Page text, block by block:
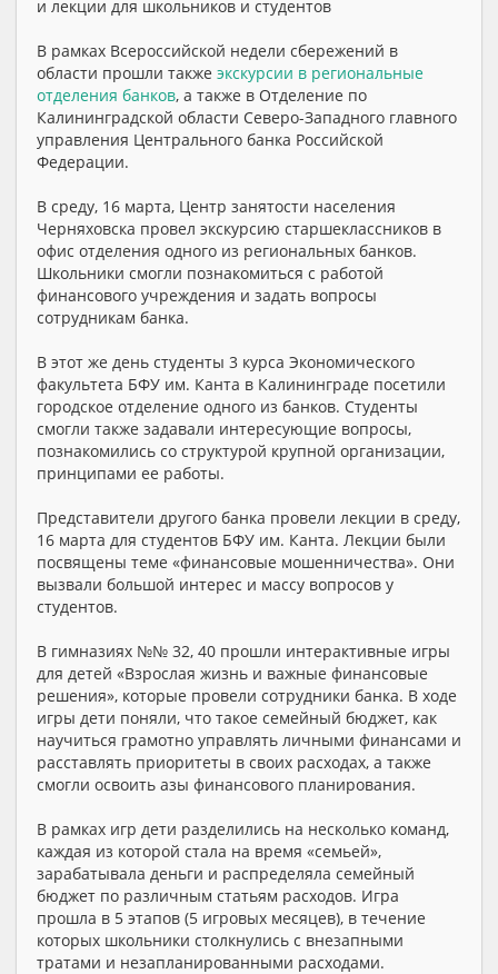
и лекции для школьников и студентов
В рамках Всероссийской недели сбережений в
области прошли также экскурсии в региональные
отделения банков, а также в Отделение по
Калининградской области Северо-Западного главного
управления Центрального банка Российской
Федерации.
В среду, 16 марта, Центр занятости населения
Черняховска провел экскурсию старшеклассников в
офис отделения одного из региональных банков.
Школьники смогли познакомиться с работой
финансового учреждения и задать вопросы
сотрудникам банка.
В этот же день студенты 3 курса Экономического
факультета БФУ им. Канта в Калининграде посетили
городское отделение одного из банков. Студенты
смогли также задавали интересующие вопросы,
познакомились со структурой крупной организации,
принципами ее работы.
Представители другого банка провели лекции в среду,
16 марта для студентов БФУ им. Канта. Лекции были
посвящены теме «финансовые мошенничества». Они
вызвали большой интерес и массу вопросов у
студентов.
В гимназиях №№ 32, 40 прошли интерактивные игры
для детей «Взрослая жизнь и важные финансовые
решения», которые провели сотрудники банка. В ходе
игры дети поняли, что такое семейный бюджет, как
научиться грамотно управлять личными финансами и
расставлять приоритеты в своих расходах, а также
смогли освоить азы финансового планирования.
В рамках игр дети разделились на несколько команд,
каждая из которой стала на время «семьей»,
зарабатывала деньги и распределяла семейный
бюджет по различным статьям расходов. Игра
прошла в 5 этапов (5 игровых месяцев), в течение
которых школьники столкнулись с внезапными
тратами и незапланированными расходами.